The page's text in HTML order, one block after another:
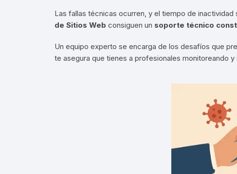
Las fallas técnicas ocurren, y el tiempo de
de Sitios Web consiguen un soporte técnico
Un equipo experto se encarga de los desafíos que
te asegura que tienes a profesionales monitoreando